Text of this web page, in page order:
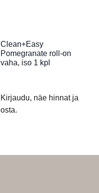
Clean+Easy
Pomegranate roll-on
vaha, iso 1 kpl
Kirjaudu, näe hinnat ja
osta.